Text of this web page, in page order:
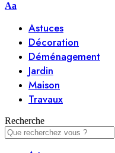
Aa
Astuces
Décoration
Déménagement
Jardin
Maison
Travaux
Recherche